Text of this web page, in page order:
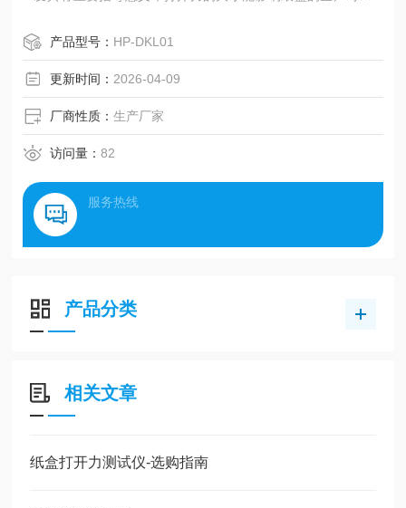
便。该机也适合小纸箱、塑料盒等打开力的测试。该机又叫
纸盒开盒力测定仪。
产品型号： HP-DKL01
更新时间： 2026-04-09
厂商性质：生产厂家
访问量：82
服务热线
产品分类
相关文章
纸盒打开力测试仪-选购指南